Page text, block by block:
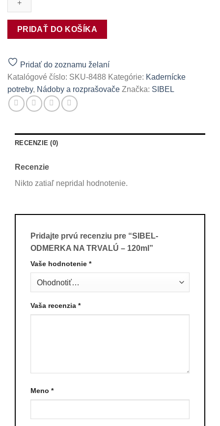
120ml
PRIDAŤ DO KOŠÍKA
Pridať do zoznamu želaní
Katalógové číslo: SKU-8488 Kategórie: Kadernícke
potreby, Nádoby a rozprašovače Značka: SIBEL
RECENZIE (0)
Recenzie
Nikto zatiaľ nepridal hodnotenie.
Pridajte prvú recenziu pre “SIBEL-
ODMERKA NA TRVALÚ – 120ml”
Vaše hodnotenie *
Vaša recenzia *
Meno *